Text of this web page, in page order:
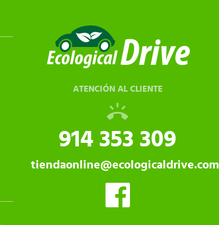
ATENCIÓN AL CLIENTE
914 353 309
tiendaonline@ecologicaldrive.com